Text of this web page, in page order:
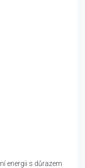
energii s důrazem